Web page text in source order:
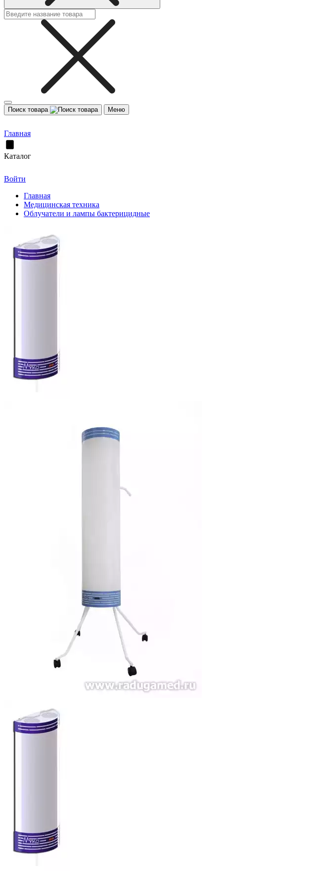
Поиск товара Меню
Главная
Каталог
Войти
Главная
Медицинская техника
Облучатели и лампы бактерицидные